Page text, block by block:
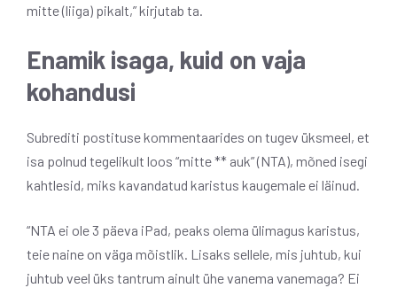
mitte (liiga) pikalt,” kirjutab ta.
Enamik isaga, kuid on vaja
kohandusi
Subrediti postituse kommentaarides on tugev üksmeel, et
isa polnud tegelikult loos “mitte ** auk” (NTA), mõned isegi
kahtlesid, miks kavandatud karistus kaugemale ei läinud.
“NTA ei ole 3 päeva iPad, peaks olema ülimagus karistus,
teie naine on väga mõistlik. Lisaks sellele, mis juhtub, kui
juhtub veel üks tantrum ainult ühe vanema vanemaga? Ei